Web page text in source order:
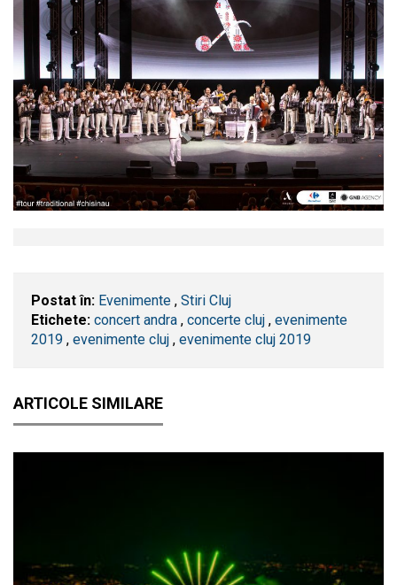
Postat în: Evenimente , Stiri Cluj
Etichete: concert andra , concerte cluj , evenimente
2019 , evenimente cluj , evenimente cluj 2019
ARTICOLE SIMILARE